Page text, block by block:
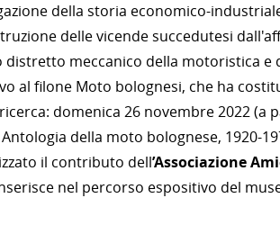
della storia economico-
delle vicende succedutesi
meccanico della motoristica e
al filone Moto bolognesi, che ha
domenica 26 novembre 2022 (a
della moto bolognese, 1920-
il contributo dell’Associazione
nel percorso espositivo del